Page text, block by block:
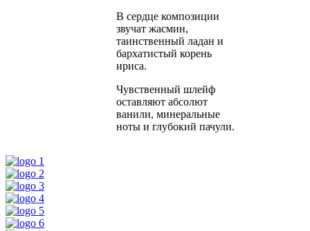
В сердце композиции
звучат жасмин,
таинственный ладан и
бархатистый корень
ириса.
Чувственный шлейф
оставляют абсолют
ванили, минеральные
ноты и глубокий пачули.